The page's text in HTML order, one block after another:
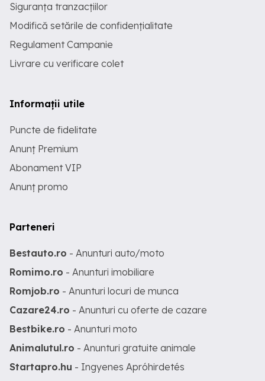
Siguranța tranzacțiilor
Modifică setările de confidențialitate
Regulament Campanie
Livrare cu verificare colet
Informații utile
Puncte de fidelitate
Anunț Premium
Abonament VIP
Anunț promo
Parteneri
Bestauto.ro - Anunturi auto/moto
Romimo.ro - Anunturi imobiliare
Romjob.ro - Anunturi locuri de munca
Cazare24.ro - Anunturi cu oferte de cazare
Bestbike.ro - Anunturi moto
Animalutul.ro - Anunturi gratuite animale
Startapro.hu - Ingyenes Apróhirdetés